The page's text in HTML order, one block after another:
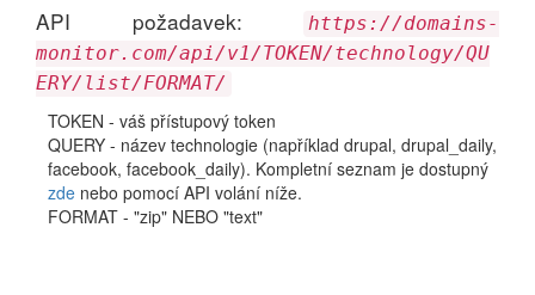
API požadavek:
https://domains-
monitor.com/api/v1/TOKEN/technology/QU
ERY/list/FORMAT/
TOKEN - váš přístupový token
QUERY - název technologie (například drupal, drupal_daily,
facebook, facebook_daily). Kompletní seznam je dostupný
zde nebo pomocí API volání níže.
FORMAT - "zip" NEBO "text"